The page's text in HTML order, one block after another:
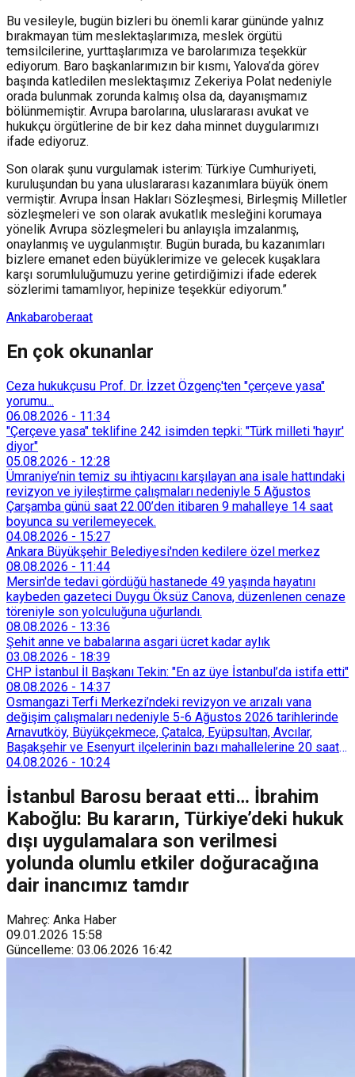
Bu vesileyle, bugün bizleri bu önemli karar gününde yalnız
bırakmayan tüm meslektaşlarımıza, meslek örgütü
temsilcilerine, yurttaşlarımıza ve barolarımıza teşekkür
ediyorum. Baro başkanlarımızın bir kısmı, Yalova’da görev
başında katledilen meslektaşımız Zekeriya Polat nedeniyle
orada bulunmak zorunda kalmış olsa da, dayanışmamız
bölünmemiştir. Avrupa barolarına, uluslararası avukat ve
hukukçu örgütlerine de bir kez daha minnet duygularımızı
ifade ediyoruz.
Son olarak şunu vurgulamak isterim: Türkiye Cumhuriyeti,
kuruluşundan bu yana uluslararası kazanımlara büyük önem
vermiştir. Avrupa İnsan Hakları Sözleşmesi, Birleşmiş Milletler
sözleşmeleri ve son olarak avukatlık mesleğini korumaya
yönelik Avrupa sözleşmeleri bu anlayışla imzalanmış,
onaylanmış ve uygulanmıştır. Bugün burada, bu kazanımları
bizlere emanet eden büyüklerimize ve gelecek kuşaklara
karşı sorumluluğumuzu yerine getirdiğimizi ifade ederek
sözlerimi tamamlıyor, hepinize teşekkür ediyorum.”
Ankabaroberaat
En çok okunanlar
Ceza hukukçusu Prof. Dr. İzzet Özgenç'ten "çerçeve yasa"
yorumu...
06.08.2026 - 11:34
"Çerçeve yasa" teklifine 242 isimden tepki: "Türk milleti 'hayır'
diyor"
05.08.2026 - 12:28
Ümraniye’nin temiz su ihtiyacını karşılayan ana isale hattındaki
revizyon ve iyileştirme çalışmaları nedeniyle 5 Ağustos
Çarşamba günü saat 22.00’den itibaren 9 mahalleye 14 saat
boyunca su verilemeyecek.
04.08.2026 - 15:27
Ankara Büyükşehir Belediyesi'nden kedilere özel merkez
08.08.2026 - 11:44
Mersin'de tedavi gördüğü hastanede 49 yaşında hayatını
kaybeden gazeteci Duygu Öksüz Canova, düzenlenen cenaze
töreniyle son yolculuğuna uğurlandı.
08.08.2026 - 13:36
Şehit anne ve babalarına asgari ücret kadar aylık
03.08.2026 - 18:39
CHP İstanbul İl Başkanı Tekin: "En az üye İstanbul’da istifa etti"
08.08.2026 - 14:37
Osmangazi Terfi Merkezi’ndeki revizyon ve arızalı vana
değişim çalışmaları nedeniyle 5-6 Ağustos 2026 tarihlerinde
Arnavutköy, Büyükçekmece, Çatalca, Eyüpsultan, Avcılar,
Başakşehir ve Esenyurt ilçelerinin bazı mahallelerine 20 saat
süreyle su verilemeyecek.
04.08.2026 - 10:24
İstanbul Barosu beraat etti… İbrahim
Kaboğlu: Bu kararın, Türkiye’deki hukuk
dışı uygulamalara son verilmesi
yolunda olumlu etkiler doğuracağına
dair inancımız tamdır
Mahreç: Anka Haber
09.01.2026 15:58
Güncelleme: 03.06.2026 16:42